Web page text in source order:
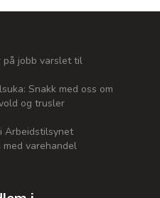
på jobb varslet til
Snakk med oss om
og trusler
Arbeidstilsynet
varehandel